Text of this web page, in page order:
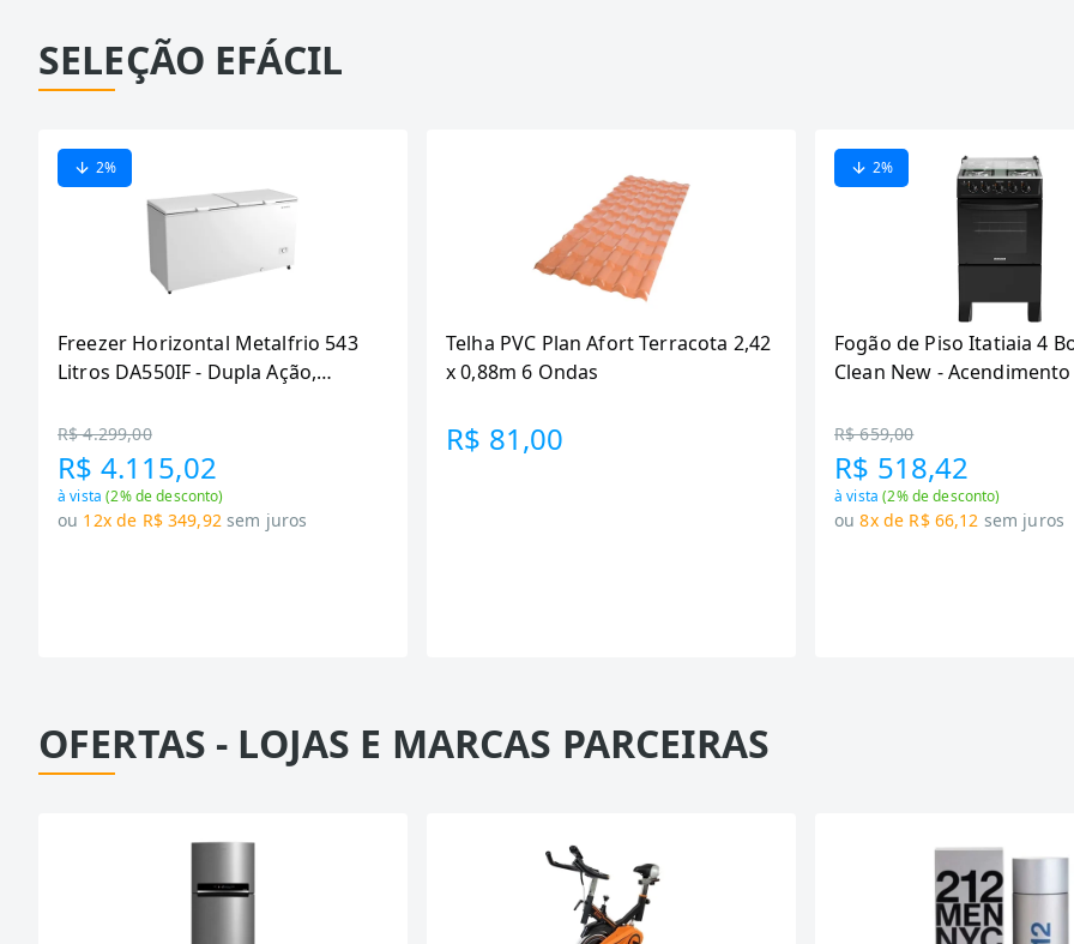
SELEÇÃO EFÁCIL
2%
Freezer Horizontal Metalfrio 543
Litros DA550IF - Dupla Ação,
R$ 4.299,00
R$ 4.115,02
à vista(2% de desconto)
ou 12x de R$ 349,92 sem juros
Telha PVC Plan Afort Terracota 2,42
x 0,88m 6 Ondas
R$ 81,00
2%
Fogão de Piso Itatiaia 4
Clean New -
R$ 659,00
R$ 518,42
à vista(2% de desconto)
ou 8x de R$ 66,12 sem juros
OFERTAS - LOJAS E MARCAS PARCEIRAS